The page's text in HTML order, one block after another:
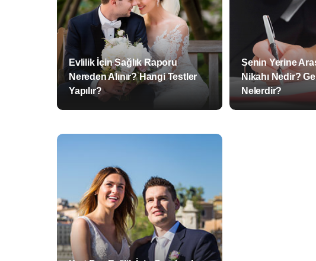
Evlilik İçin Sağlık Raporu
Nereden Alınır? Hangi Testler
Yapılır?
Senin Yerine
Nikahı Nedir?
Nelerdir?